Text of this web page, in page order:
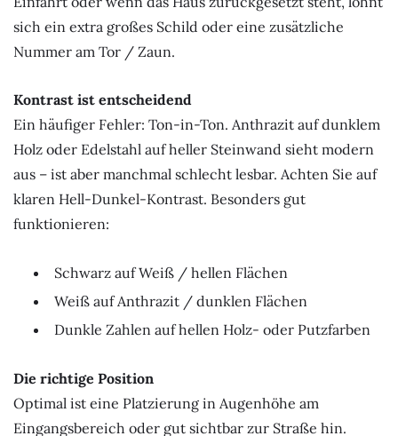
sich ein extra großes Schild oder eine zusätzliche
Nummer am Tor / Zaun.
Kontrast ist entscheidend
Ein häufiger Fehler: Ton-in-Ton. Anthrazit auf dunklem
Holz oder Edelstahl auf heller Steinwand sieht modern
aus – ist aber manchmal schlecht lesbar. Achten Sie auf
klaren Hell-Dunkel-Kontrast. Besonders gut
funktionieren:
Schwarz auf Weiß / hellen Flächen
Weiß auf Anthrazit / dunklen Flächen
Dunkle Zahlen auf hellen Holz- oder Putzfarben
Die richtige Position
Optimal ist eine Platzierung in Augenhöhe am
Eingangsbereich oder gut sichtbar zur Straße hin.